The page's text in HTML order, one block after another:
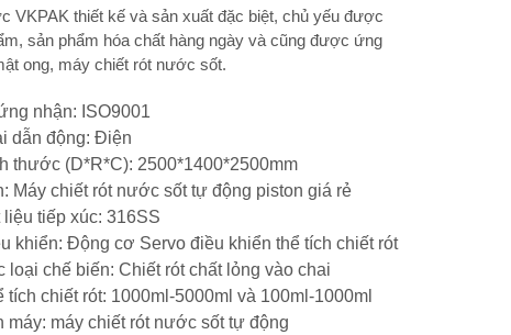
VKPAK thiết kế và sản xuất đặc biệt, chủ yếu được
sản phẩm hóa chất hàng ngày và cũng được ứng
ong, máy chiết rót nước sốt.
nhận: ISO9001
dẫn động: Điện
thước (D*R*C): 2500*1400*2500mm
Máy chiết rót nước sốt tự động piston giá rẻ
liệu tiếp xúc: 316SS
khiển: Động cơ Servo điều khiển thể tích chiết rót
loại chế biến: Chiết rót chất lỏng vào chai
tích chiết rót: 1000ml-5000ml và 100ml-1000ml
máy: máy chiết rót nước sốt tự động